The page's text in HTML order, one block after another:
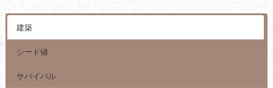
建築
シード値
サバイバル